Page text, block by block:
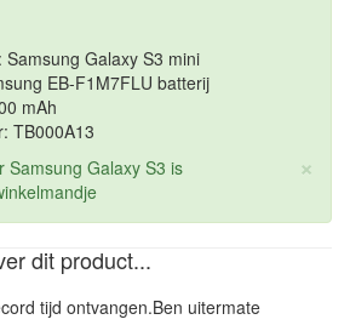
Samsung Galaxy S3 mini
EB-F1M7FLU batterij
mAh
TB000A13
×
Samsung Galaxy S3 is
dit product...
tijd ontvangen.Ben uitermate